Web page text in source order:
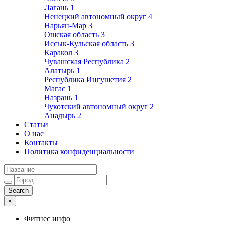
Лагань 1
Ненецкий автономный округ 4
Нарьян-Мар 3
Ошская область 3
Иссык-Кульская область 3
Каракол 3
Чувашская Республика 2
Алатырь 1
Республика Ингушетия 2
Магас 1
Назрань 1
Чукотский автономный округ 2
Анадырь 2
Статьи
О нас
Контакты
Политика конфиденциальности
×
Фитнес инфо